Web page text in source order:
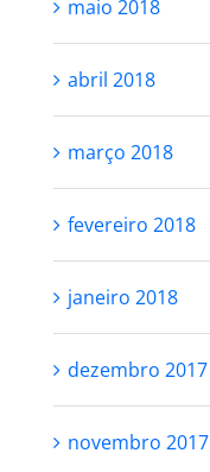
maio 2018
abril 2018
março 2018
fevereiro 2018
janeiro 2018
dezembro 2017
novembro 2017